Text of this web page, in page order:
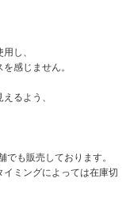
し、
感じません。
るよう、
も販売しております。
ミングによっては在庫切